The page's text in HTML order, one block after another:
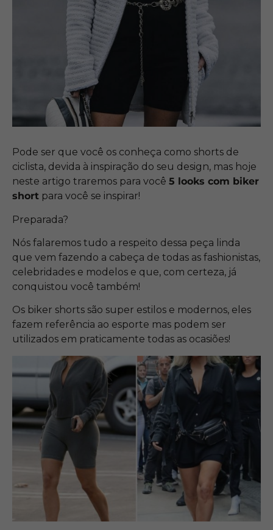
Pode ser que você os conheça como shorts de
ciclista, devida à inspiração do seu design, mas hoje
neste artigo traremos para você 5 looks com biker
short para você se inspirar!
Preparada?
Nós falaremos tudo a respeito dessa peça linda
que vem fazendo a cabeça de todas as fashionistas,
celebridades e modelos e que, com certeza, já
conquistou você também!
Os biker shorts são super estilos e modernos, eles
fazem referência ao esporte mas podem ser
utilizados em praticamente todas as ocasiões!